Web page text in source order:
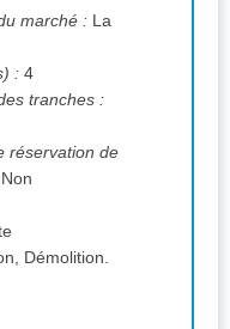
marché : La
: 4
tranches :
réservation de
Non
Démolition.